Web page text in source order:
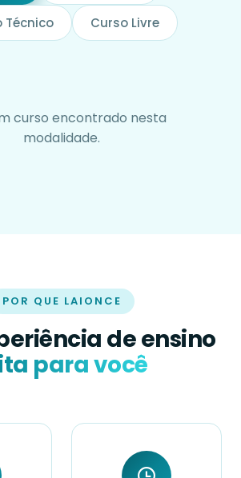
Técnico Curso Livre
curso encontrado nesta
modalidade.
POR QUE LAIONCE
de ensino
para você